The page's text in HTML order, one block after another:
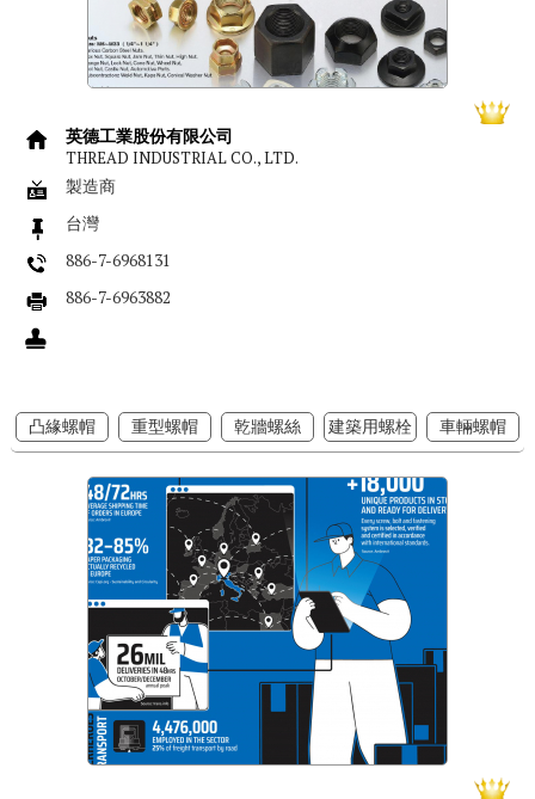
英德工業股份有限公司
THREAD INDUSTRIAL CO., LTD.
製造商
台灣
886-7-6968131
886-7-6963882
凸緣螺帽 重型螺帽 乾牆螺絲 建築用螺栓 車輛螺帽